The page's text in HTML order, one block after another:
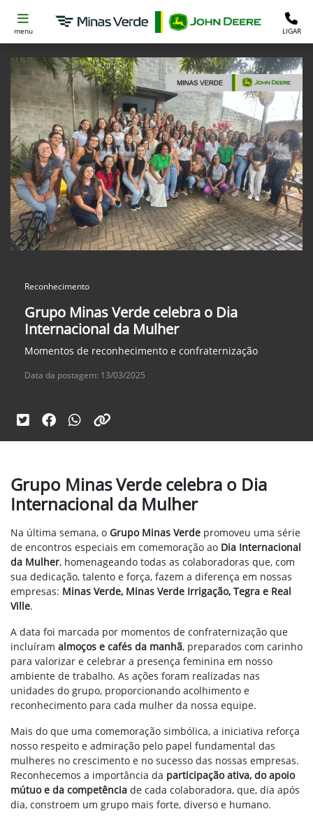
menu LIGAR
Reconhecimento
Grupo Minas Verde celebra o Dia
Internacional da Mulher
Momentos de reconhecimento e confraternização
Data da postagem: 13/03/2025
Grupo Minas Verde celebra o Dia
Internacional da Mulher
Na última semana, o Grupo Minas Verde promoveu uma série
de encontros especiais em comemoração ao Dia Internacional
da Mulher, homenageando todas as colaboradoras que, com
sua dedicação, talento e força, fazem a diferença em nossas
empresas: Minas Verde, Minas Verde Irrigação, Tegra e Real
Ville.
A data foi marcada por momentos de confraternização que
incluíram almoços e cafés da manhã, preparados com carinho
para valorizar e celebrar a presença feminina em nosso
ambiente de trabalho. As ações foram realizadas nas
unidades do grupo, proporcionando acolhimento e
reconhecimento para cada mulher da nossa equipe.
Mais do que uma comemoração simbólica, a iniciativa reforça
nosso respeito e admiração pelo papel fundamental das
mulheres no crescimento e no sucesso das nossas empresas.
Reconhecemos a importância da participação ativa, do apoio
mútuo e da competência de cada colaboradora, que, dia após
dia, constroem um grupo mais forte, diverso e humano.